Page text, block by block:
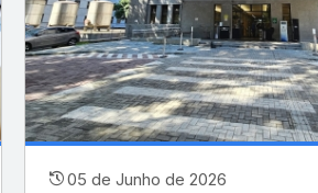
history05 de Junho de 2026